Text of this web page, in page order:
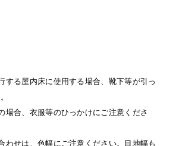
する屋内床に使用する場合、靴下等が引っ
場合、衣服等のひっかけにご注意くださ
わせは、色幅にご注意ください。目地幅も